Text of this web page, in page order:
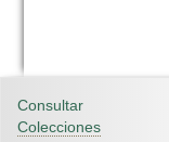
Consultar
Colecciones